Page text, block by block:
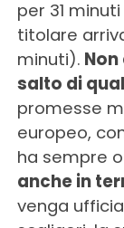
per 31
titolare
minuti).
salto di
promesse
europeo,
ha sempre
anche in
venga